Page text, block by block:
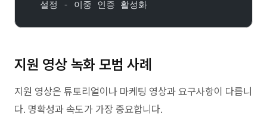
  설정 - 이중 인증 활성화
지원 영상 녹화 모범 사례
지원 영상은 튜토리얼이나 마케팅 영상과 요구사항이 다릅니
다. 명확성과 속도가 가장 중요합니다.